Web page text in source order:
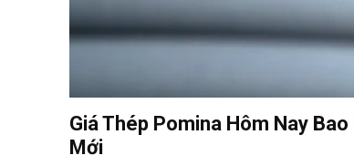
Giá Thép Pomina Hôm Nay
Mới